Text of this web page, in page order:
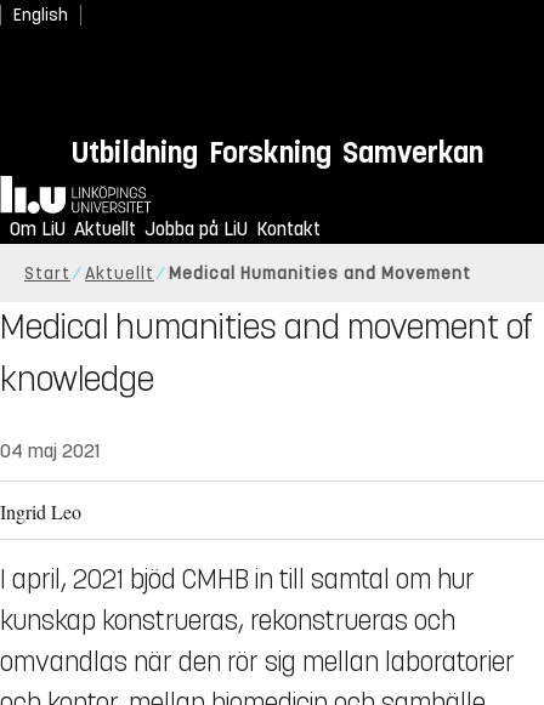
English
Utbildning Forskning Samverkan
Hem
Om LiU Aktuellt Jobba på LiU Kontakt
Start Aktuellt Medical Humanities and Movement
Medical humanities and movement of
knowledge
04 maj 2021
Ingrid Leo
I april, 2021 bjöd CMHB in till samtal om hur
kunskap konstrueras, rekonstrueras och
omvandlas när den rör sig mellan laboratorier